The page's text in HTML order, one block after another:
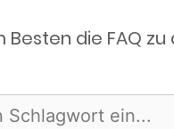
die FAQ